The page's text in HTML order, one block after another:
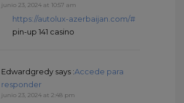
junio 23, 2024 at 10:57 am
https://autolux-azerbaijan.com/#
pin-up 141 casino
Edwardgredy says :Accede para
responder
junio 23, 2024 at 2:48 pm